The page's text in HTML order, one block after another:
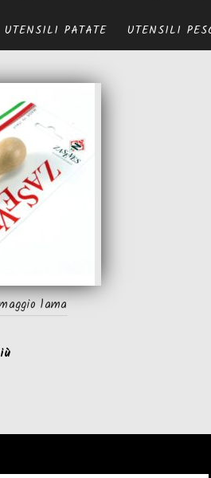
UTENSILI PATATE UTENSILI
lama